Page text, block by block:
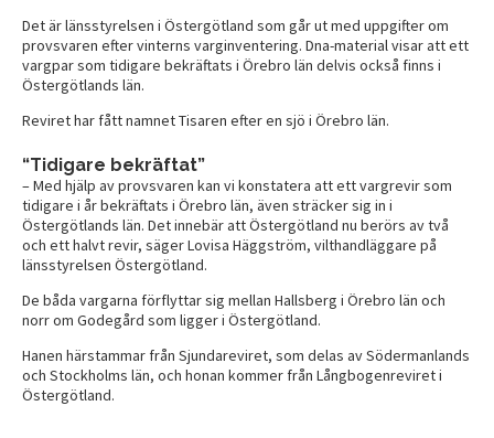
Det är länsstyrelsen i Östergötland som går ut med uppgifter om
provsvaren efter vinterns varginventering. Dna-material visar att ett
vargpar som tidigare bekräftats i Örebro län delvis också finns i
Östergötlands län.
Reviret har fått namnet Tisaren efter en sjö i Örebro län.
“Tidigare bekräftat”
– Med hjälp av provsvaren kan vi konstatera att ett vargrevir som
tidigare i år bekräftats i Örebro län, även sträcker sig in i
Östergötlands län. Det innebär att Östergötland nu berörs av två
och ett halvt revir, säger Lovisa Häggström, vilthandläggare på
länsstyrelsen Östergötland.
De båda vargarna förflyttar sig mellan Hallsberg i Örebro län och
norr om Godegård som ligger i Östergötland.
Hanen härstammar från Sjundareviret, som delas av Södermanlands
och Stockholms län, och honan kommer från Långbogenreviret i
Östergötland.